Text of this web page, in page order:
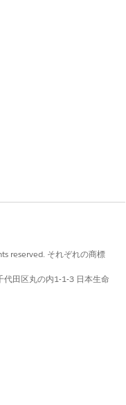
close an open care
reserved. それぞれの商標
代田区丸の内1-1-3 日本生命